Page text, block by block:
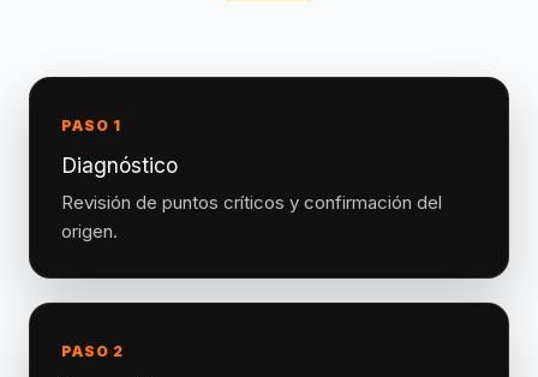
PASO 1
Diagnóstico
Revisión de puntos críticos y confirmación del
origen.
PASO 2